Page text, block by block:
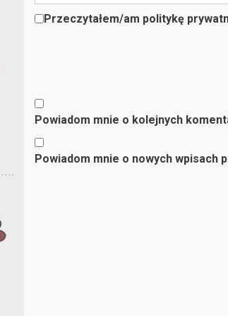
Przeczytałem/am politykę
Powiadom mnie o kolejnych
Powiadom mnie o nowych wpisach